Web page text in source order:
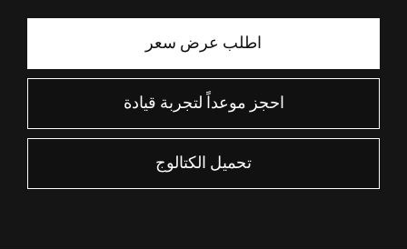
اطلب عرض سعر
احجز موعداً لتجربة قيادة
تحميل الكتالوج